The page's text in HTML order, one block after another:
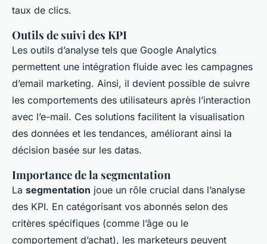
taux de clics.
Outils de suivi des KPI
Les outils d’analyse tels que Google Analytics
permettent une intégration fluide avec les campagnes
d’email marketing. Ainsi, il devient possible de suivre
les comportements des utilisateurs après l’interaction
avec l’e-mail. Ces solutions facilitent la visualisation
des données et les tendances, améliorant ainsi la
décision basée sur les datas.
Importance de la segmentation
La segmentation joue un rôle crucial dans l’analyse
des KPI. En catégorisant vos abonnés selon des
critères spécifiques (comme l’âge ou le
comportement d’achat), les marketeurs peuvent